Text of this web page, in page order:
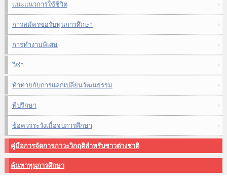
แนะแนวการใช้ชีวิต
การสมัครขอรับทุนการศึกษา
การทำงานพิเศษ
วีซ่า
ท้าทายกับการแลกเปลี่ยนวัฒนธรรม
ที่ปรึกษา
ข้อควรระวังเมื่อจบการศึกษา
คู่มือการจัดการภาวะวิกฤติสำหรับชาวต่างชาติ
ค้นหาทุนการศึกษา